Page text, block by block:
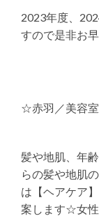
2023年度、
すので是非お
☆赤羽／美容
髪や地肌、年
らの髪や地肌
は【ヘアケア
案します☆女